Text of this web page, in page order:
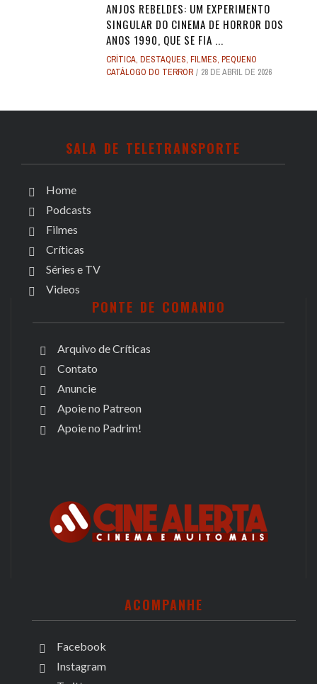
ANJOS REBELDES: UM EXPERIMENTO
SINGULAR DO CINEMA DE HORROR DOS
ANOS 1990, QUE SE FIA ...
CRÍTICA, DESTAQUES, FILMES, PEQUENO
CATÁLOGO DO TERROR
28 DE ABRIL DE 2026
SALA DE TELETRANSPORTE
Home
Podcasts
Filmes
Críticas
Séries e TV
Videos
PONTE DE COMANDO
Arquivo de Críticas
Contato
Anuncie
Apoie no Patreon
Apoie no Padrim!
ACOMPANHE
Facebook
Instagram